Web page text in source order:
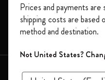
限定版
バッグ
会員登録はこちら
「WELCOME10」
文が10%オフ＋送
ール・アウト
Moleskineアカウ
ァーや会員特典、
レーションを
Prices and payments
shipping costs are based
method and destination.
Not United States?